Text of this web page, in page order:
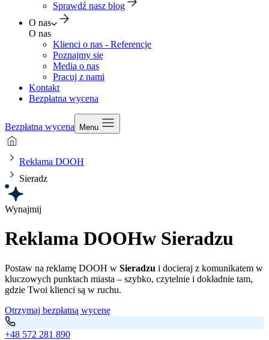
Sprawdź nasz blog
O nas
O nas
Klienci o nas - Referencje
Poznajmy się
Media o nas
Pracuj z nami
Kontakt
Bezpłatna wycena
Bezpłatna wycena Menu
Reklama DOOH
Sieradz
Wynajmij
Reklama DOOHw Sieradzu
Postaw na reklamę DOOH w Sieradzu i docieraj z komunikatem w
kluczowych punktach miasta – szybko, czytelnie i dokładnie tam,
gdzie Twoi klienci są w ruchu.
Otrzymaj bezpłatną wycenę
+48 572 281 890